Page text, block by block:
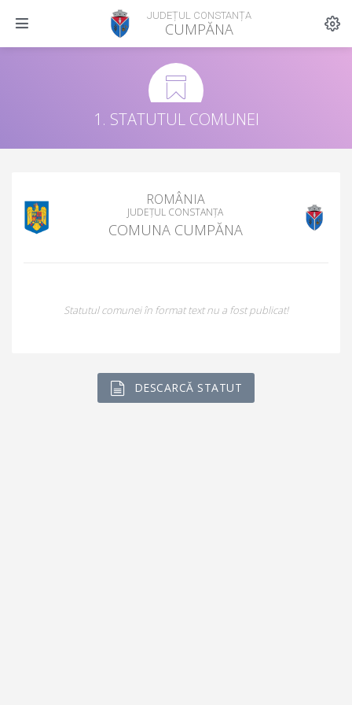
JUDEȚUL CONSTANȚA
CUMPĂNA
1. STATUTUL COMUNEI
ROMÂNIA
JUDEȚUL CONSTANȚA
COMUNA CUMPĂNA
Statutul comunei în format text nu a fost publicat!
DESCARCĂ STATUT